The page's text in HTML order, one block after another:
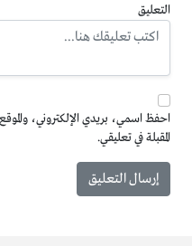
التعليق
احفظ اسمي، بريدي الإلكتروني، والموقع
المقبلة في تعليقي.